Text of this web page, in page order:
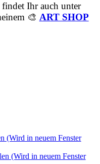
Ihr auch unter
🎨 ART SHOP
(Wird in neuem Fenster
(Wird in neuem Fenster